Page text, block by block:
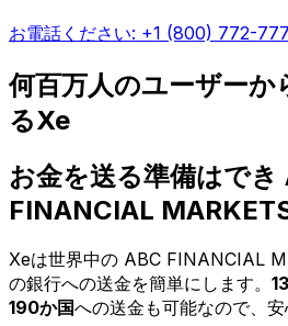
お電話ください: +1 (800) 772-
何百万人のユーザーか
るXe
お金を送る準備はでき
FINANCIAL
Xeは世界中の ABC FINANCIAL
の銀行への送金を簡単にします。
190か国への送金も可能なので、安